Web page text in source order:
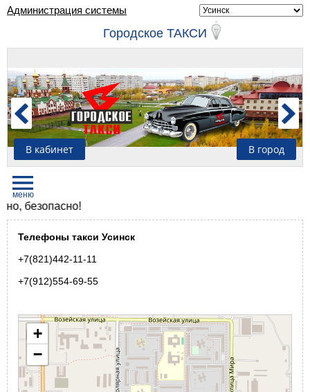
Администрация системы
Городское ТАКСИ
В кабинет В город
безопасно!
Телефоны такси Усинск
+7(821)442-11-11
+7(912)554-69-55
+
−